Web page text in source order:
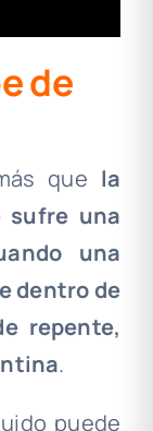
de
que la
sufre una
una
dentro de
repente,
.
puede